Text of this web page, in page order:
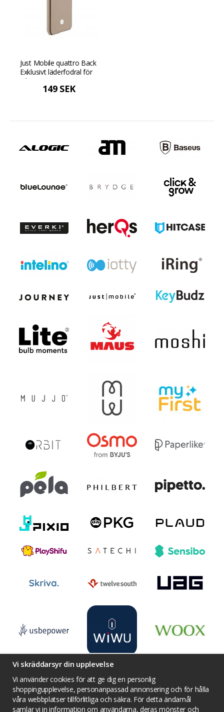
Just Mobile quattro Back
Exklusivt läderfodral för
iPhone 6s - Beige
149 SEK
Villkor Kontakta oss Facebook
Vi skräddarsyr din upplevelse
Vi använder cookies för att ge dig en personlig
shoppingupplevelse, personanpassad annonsering och för hålla
våra webbplatser tillförlitliga och säkra. För detta ändamål
samlar vi in information om användarna, deras mönster och